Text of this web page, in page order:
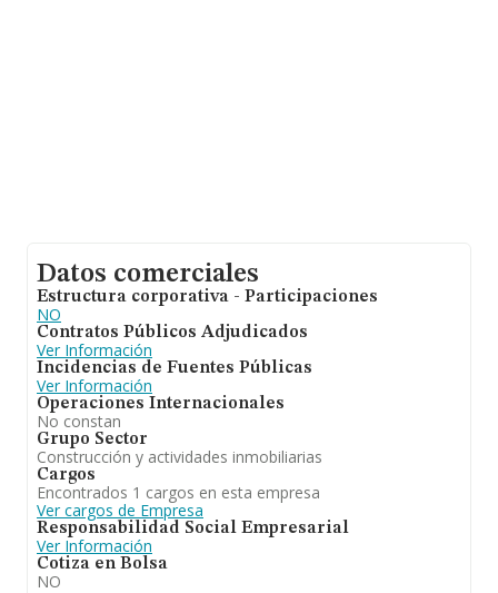
Datos comerciales
Estructura corporativa - Participaciones
NO
Contratos Públicos Adjudicados
Ver Información
Incidencias de Fuentes Públicas
Ver Información
Operaciones Internacionales
No constan
Grupo Sector
Construcción y actividades inmobiliarias
Cargos
Encontrados 1 cargos en esta empresa
Ver cargos de Empresa
Responsabilidad Social Empresarial
Ver Información
Cotiza en Bolsa
NO